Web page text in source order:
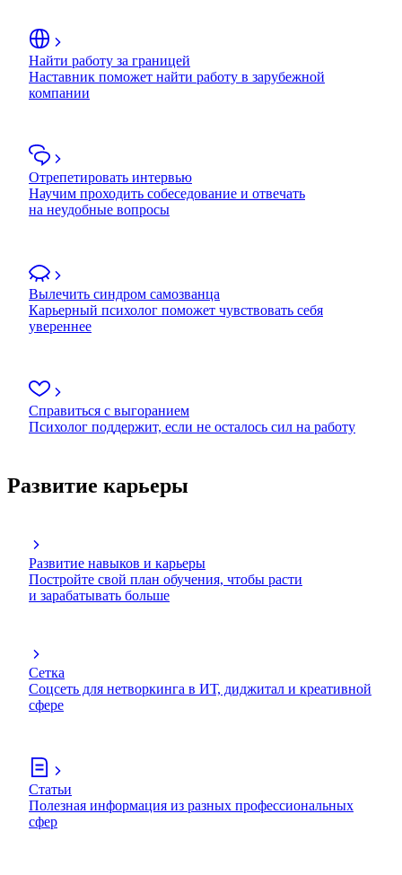
Найти работу за границей
Наставник поможет найти работу в зарубежной
компании
Отрепетировать интервью
Научим проходить собеседование и отвечать
на неудобные вопросы
Вылечить синдром самозванца
Карьерный психолог поможет чувствовать себя
увереннее
Справиться с выгоранием
Психолог поддержит, если не осталось сил на работу
Развитие карьеры
Развитие навыков и карьеры
Постройте свой план обучения, чтобы расти
и зарабатывать больше
Сетка
Соцсеть для нетворкинга в ИТ, диджитал и креативной
сфере
Статьи
Полезная информация из разных профессиональных
сфер